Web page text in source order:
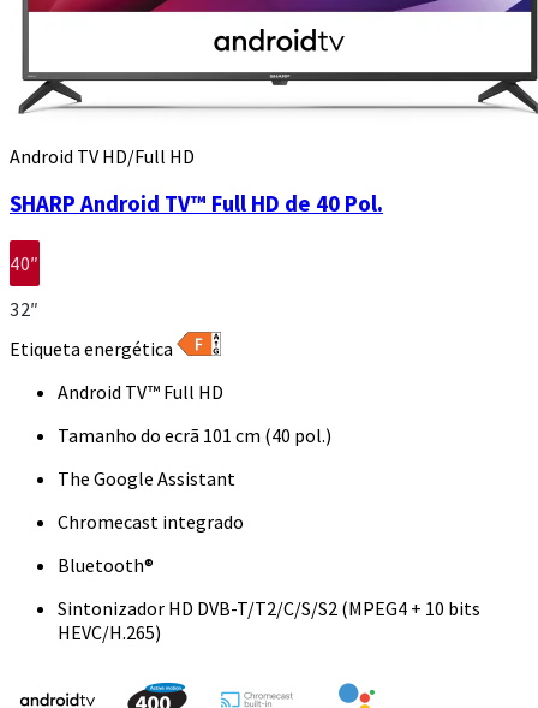
Android TV HD/Full HD
SHARP Android TV™ Full HD de 40 Pol.
40″
32″
Etiqueta energética
Android TV™ Full HD
Tamanho do ecrã 101 cm (40 pol.)
The Google Assistant
Chromecast integrado
Bluetooth®
Sintonizador HD DVB-T/T2/C/S/S2 (MPEG4 + 10 bits
HEVC/H.265)